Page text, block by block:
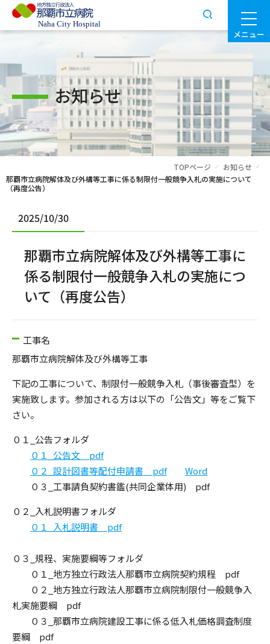
メニュー
お知らせ
TOPページ
お知らせ
那覇市立病院解体及び外構等工事に係る制限付一般競争入札の実施について
（再度公告）
2025/10/30
那覇市立病院解体及び外構等工事に
係る制限付一般競争入札の実施につ
いて（再度公告）
工事名
那覇市立病院解体及び外構等工事
下記の工事について、制限付一般競争入札（事後審査型）を
実施致します。参加される方は以下の「公告文」等をご覧下
さい。
０１_公告フォルダ
０１_公告文 pdf
０２_設計図書等配付申請書 pdf
Word
０３_工事請負契約書鑑(共同企業体用) pdf
０２_入札説明書フォルダ
０１_入札説明書 pdf
０３_規程、実施要綱等フォルダ
０１_地方独立行政法人那覇市立病院契約規程 pdf
０２_地方独立行政法人那覇市立病院制限付一般競争入
札実施要綱 pdf
０３_那覇市立病院建設工事に係る低入札価格調査制度
要綱 pdf